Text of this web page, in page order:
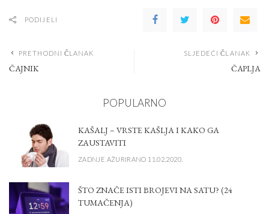
PODIJELI
PRETHODNI ČLANAK
ČAJNIK
SLJEDEĆI ČLANAK
ČAPLJA
POPULARNO
KAŠALJ – VRSTE KAŠLJA I KAKO GA
ZAUSTAVITI
ZADNJE AŽURIRANO 11.02.2020.
ŠTO ZNAČE ISTI BROJEVI NA SATU? (24
TUMAČENJA)